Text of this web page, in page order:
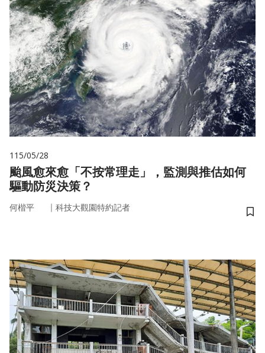
115/05/28
颱風愈來愈「不按常理走」，監測與推估如何
驅動防災決策？
何楷平 ｜ 科技大觀園特約記者
儲